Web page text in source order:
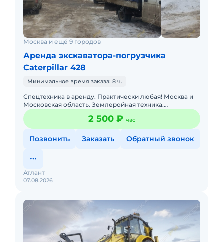
Москва и ещё 9 городов
Аренда экскаватора-погрузчика
Caterpillar 428
Минимальное время заказа: 8 ч.
Спецтехника в аренду. Практически любая! Москва и
Московская область. Землеройная техника.
Погрузочная техника. Техника для высотных работ.
Техника для перев
2 500 ₽ час
Позвонить Заказать Обратный звонок
07.08.2026
Атлант